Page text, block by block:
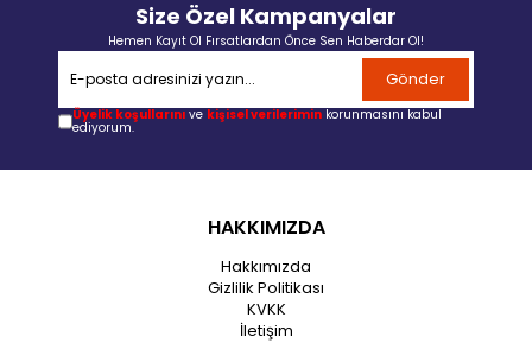
Size Özel Kampanyalar
Hemen Kayıt Ol Fırsatlardan Önce Sen Haberdar Ol!
Gönder
Üyelik koşullarını ve kişisel verilerimin korunmasını kabul
ediyorum.
HAKKIMIZDA
Hakkımızda
Gizlilik Politikası
KVKK
İletişim